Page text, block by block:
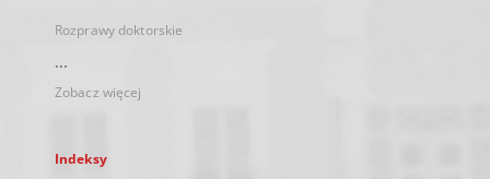
Rozprawy doktorskie
...
Zobacz więcej
Indeksy